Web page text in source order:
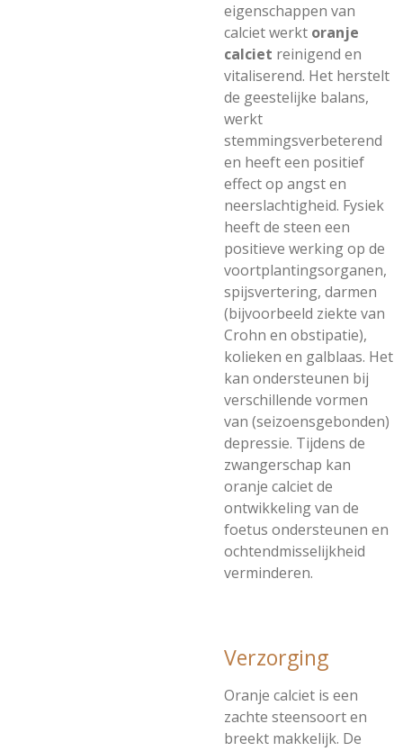
eigenschappen van
calciet werkt oranje
calciet reinigend en
vitaliserend. Het herstelt
de geestelijke balans,
werkt
stemmingsverbeterend
en heeft een positief
effect op angst en
neerslachtigheid. Fysiek
heeft de steen een
positieve werking op de
voortplantingsorganen,
spijsvertering, darmen
(bijvoorbeeld ziekte van
Crohn en obstipatie),
kolieken en galblaas. Het
kan ondersteunen bij
verschillende vormen
van (seizoensgebonden)
depressie. Tijdens de
zwangerschap kan
oranje calciet de
ontwikkeling van de
foetus ondersteunen en
ochtendmisselijkheid
verminderen.
Verzorging
Oranje calciet is een
zachte steensoort en
breekt makkelijk. De